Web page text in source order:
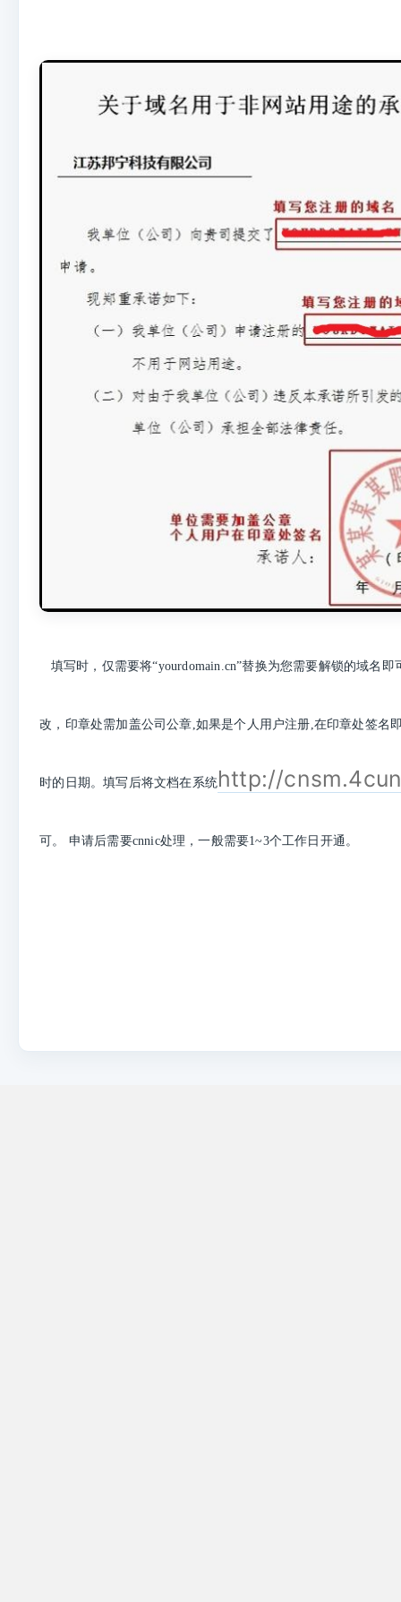
填写时，仅需要将“yourdomain.cn”替换为您需要解锁的域名即
改，印章处需加盖公司公章,如果是个人用户注册,在印章处签名
时的日期。填写后将文档在系统http://
可。 申请后需要cnnic处理，一般需要1~3个工作日开通。